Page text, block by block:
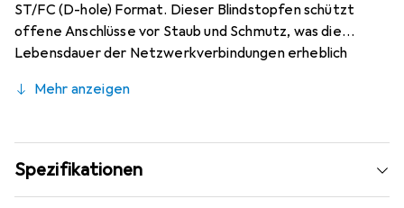
ST/FC (D-hole) Format. Dieser Blindstopfen schützt
offene Anschlüsse vor Staub und Schmutz, was die
Lebensdauer der Netzwerkverbindungen erheblich
ist er besonders geeignet für den professionellen Einsatz
verwaltet werden muss. Der hochwertige Kunststoff
sorgt für Robustheit und Langlebigkeit, während die
einfache Handhabung und schnelle Installation ohne
Mehr anzeigen
Spezifikationen